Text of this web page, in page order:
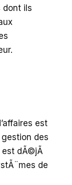
dont ils
est
des
dÃ©jÃ
de